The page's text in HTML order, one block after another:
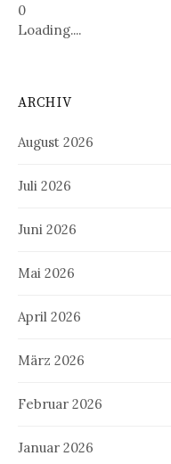
0
Loading....
ARCHIV
August 2026
Juli 2026
Juni 2026
Mai 2026
April 2026
März 2026
Februar 2026
Januar 2026